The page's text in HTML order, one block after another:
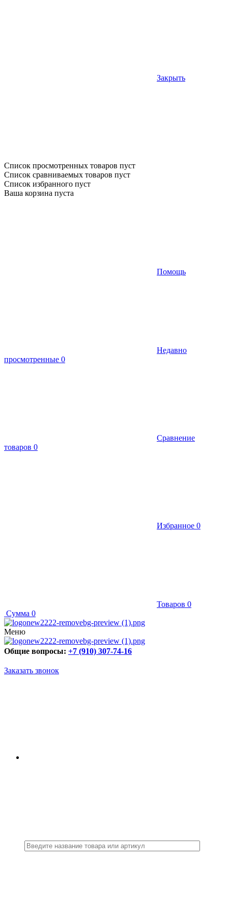
Закрыть
Список просмотренных товаров пуст
Список сравниваемых товаров пуст
Список избранного пуст
Ваша корзина пуста
Помощь
Недавно
просмотренные 0
Сравнение
товаров 0
Избранное 0
Товаров 0
Сумма 0
Меню
Общие вопросы: +7 (910) 307-74-16
Заказать звонок